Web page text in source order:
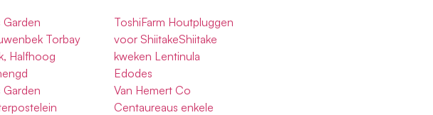
Garden
Torbay
Halfhoog
Garden
ToshiFarm Houtpluggen
voor ShiitakeShiitake
kweken Lentinula
Edodes
Van Hemert Co
Centaureaus enkele